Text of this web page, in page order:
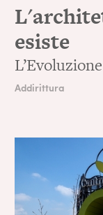
esiste
Addirittura